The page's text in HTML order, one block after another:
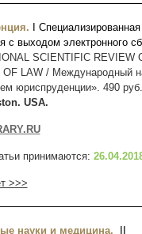
.
Специализированная
с выходом электронного
SCIENTIFIC REVIEW
OF LAW / Международный
юриспруденции». 490
USA.
принимаются: 26.04
>>>
науки и медицина.